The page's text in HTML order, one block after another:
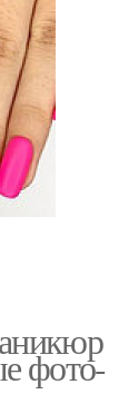
фото-